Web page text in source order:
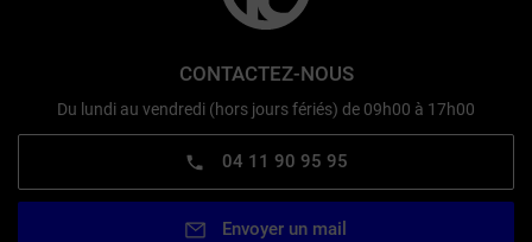
CONTACTEZ-NOUS
Du lundi au vendredi (hors jours fériés) de 09h00 à 17h00
04 11 90 95 95
Envoyer un mail